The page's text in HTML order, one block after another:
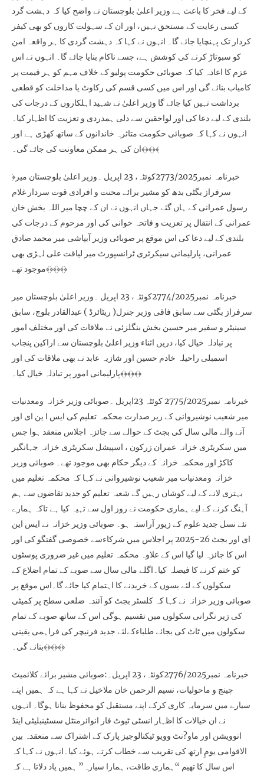
کے لیے فخر کا باعث ہے وزیر اعلیٰ بلوچستان نے واضح کیا کہ دہشت گرد
کسی رعایت کے مستحق نہیں، اور ان کے سہولت کاروں کو بھی کیفر
کردار تک پہنچایا جائے گا۔ انہوں نے کہا کہ دہشت گردی کا ہر واقعہ امن
کو سبوتاڑ کرنے کی کوشش ہے، جسے ناکام بنایا جائے گا۔ انہوں نے اس
عزم کا اعادہ کیا کہ صوبائی حکومت پولیو کے خلاف مہم کو ہر قیمت پر
کامیاب بنائے گی اور اس میں کسی قسم کی رکاوٹ یا مداخلت کو قطعی
برداشت نہیں کیا جائے گا وزیر اعلیٰ نے شہید اہلکاروں کے درجات کی
بلندی کے لیے دعا کی اور لواحقین سے دلی ہمدردی و تعزیت کا اظہار کیا۔
انہوں نے کہا کہ صوبائی حکومت متاثرہ خاندانوں کے ساتھ کھڑی ہے اور
ان کی ہر ممکن معاونت کی جائے گی۔﴾﴿﴾﴿﴾
﴿خبرنامہ نمبر2773/2025کوئٹہ، 23 اپریل ۔وزیر اعلیٰ بلوچستان میر
سرفراز بگٹی بدھ کو مشیر برائے محنت و افرادی قوت سردار غلام
رسول عمرانی کے ہاں گئے جہاں انہوں نے ان کے چچا میر اللہ بخش خان
عمرانی کے انتقال پر تعزیت و فاتحہ خوانی کی اور مرحوم کے درجات کی
بلندی کے لیے دعا کی اس موقع پر صوبائی وزیر آبپاشی میر محمد صادق
عمرانی، پارلیمانی سیکرٹری ٹرانسپورٹ میر لیاقت علی لہڑی بھی
موجود تھے﴾﴿﴾﴿﴾﴿
خبرنامہ نمبر2774/2025کوئٹہ، 23 اپریل ۔وزیر اعلیٰ بلوچستان میر
سرفراز بگٹی سے سابق فاقی وزیر جنرل( ریٹائرڈ ) عبدالقادر بلوچ، سابق
سینیٹر و سفیر میر حسین بخش بنگلزئی نے ملاقات کی اور مختلف امور
پر تبادلہ خیال کیا، دریں اثناء وزیر اعلیٰ بلوچستان سے اراکین پنجاب
اسمبلی راحیلہ خادم حسین اور شازیہ عابد نے بھی ملاقات کی اور
پارلیمانی امور پر تبادلہ خیال کیا۔﴾﴿﴾﴿﴾﴿
خبرنامہ نمبر2775/2025 کوئٹہ 23اپریل ۔صوبائی وزیر خزانہ ومعدنیات
میر شعیب نوشیروانی کے زیر صدارت محکمہ تعلیم کی ایس ا ین ای اور
آنے والے مالی سال کی بجٹ کے حوالے سے جائزہ اجلاس منعقد ہوا جس
میں سکریٹری خزانہ عمران زرکون ، اسپیشل سکریٹری خزانہ جہانگیر
کاکڑ اور محکمہ خزانہ کے دیگر حکام بھی موجود تھے۔ صوبائی وزیر
خزانہ ومعدنیات میر شعیب نوشیروانی نے کہا کہ محکمہ تعلیم میں
بہتری لانے کے لیے کوشاں رہیں گے شعبہ تعلیم کو جدید تقاضوں سے ہم
آہنگ کرنے کے لیے ہماری حکومت نے روز اول سے تہیہ کیا ہے تاکہ ہمارے
نئے نسل جدید علوم کے زیور آراستہ ہو۔ صوبائی وزیر خزانہ نے ایس این
ای اور بجٹ 26-2025 پر اجلاس میں شرکاءسے خصوصی گفتگو کی اور
اس کا جائزہ لیا گیا اس کے علاوہ محکمہ تعلیم میں غیر ضروری پوسٹوں
کو ختم کرنے کا فیصلہ کیا۔اگلے مالی سال سے صوبے کے تمام اضلاع کے
سکولوں کے لئے بسوں کے خریدنے کا اہتمام کیا جائے گا۔اس موقع پر
صوبائی وزیر خزانہ نے کہا کہ کلسٹر بجٹ کو آئندہ ضلعی سطح پر کمیٹی
کی زیر نگرانی سکولوں میں تقسیم ہوگی اس کے ساتھ صوبے کے تمام
سکولوں میں ٹاٹ کی بجائے طلباءکےلئے جدید فرنیچر کی فراہمی یقینی
بنانے گی۔﴾﴿﴾﴿﴾﴿
خبرنامہ نمبر2776/2025کوئٹہ، 23 اپریل۔:صوبائی مشیر برائے کلائمیٹ
چینج و ماحولیات، نسیم الرحمن خان ملاخیل نے کہا ہے کہ ہمیں اپنے
سیارے میں سرمایہ کاری کرکے اپنے مستقبل کو محفوظ بنانا ہوگا۔ انہوں
نے ان خیالات کا اظہار انسٹی ٹیوٹ فار انوائرمنٹل سسٹینبلیٹی اینڈ
انوویشن اور ماو?نٹ وویو ٹیکنالوجیز پارک کے اشتراک سے منعقدہ بین
الاقوامی یومِ ارتھ کی تقریب سے خطاب کرتے ہوئے کیا۔انہوں نے کہا کہ
اس سال کا تھیم “ہماری طاقت، ہمارا سیارہ” ہمیں یاد دلاتا ہے کہ